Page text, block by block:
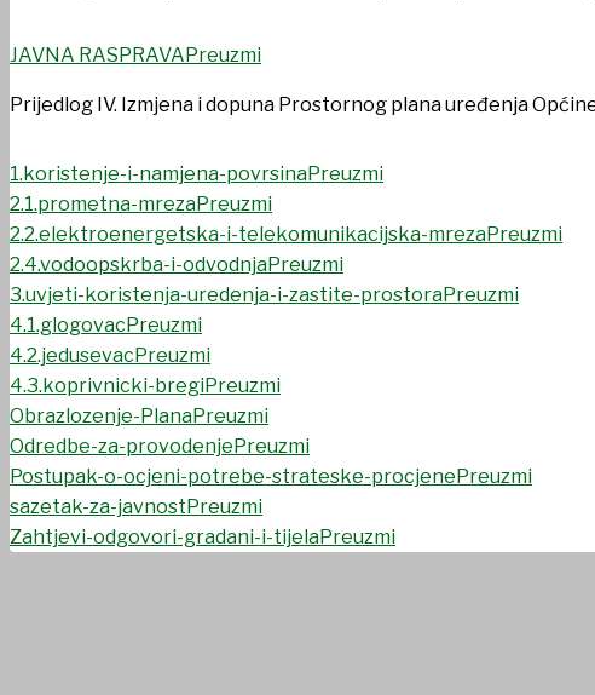
OSTALO
JAVNA RASPRAVA Preuzmi
Prijedlog IV. Izmjena i dopuna Prostornog plana uređenja
1.koristenje-i-namjena-povrsinaPreuzmi
2.1.prometna-mrezaPreuzmi
2.2.elektroenergetska-i-telekomunikacijska-mrezaPreuzmi
2.4.vodoopskrba-i-odvodnjaPreuzmi
3.uvjeti-koristenja-uredenja-i-zastite-prostoraPreuzmi
4.1.glogovac Preuzmi
4.2.jedusevac Preuzmi
4.3.koprivnicki-bregiPreuzmi
Obrazlozenje-PlanaPreuzmi
Odredbe-za-provodenje Preuzmi
Postupak-o-ocjeni-potrebe-strateske-procjene Preuzmi
sazetak-za-javnost Preuzmi
Zahtjevi-odgovori-gradani-i-tijelaPreuzmi